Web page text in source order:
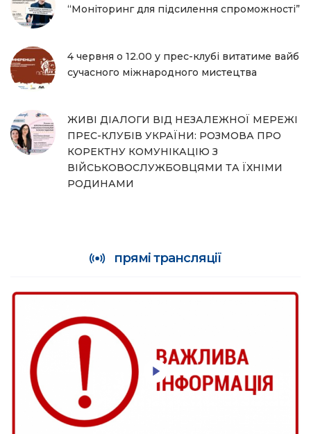
“Моніторинг для підсилення спроможності”
4 червня о 12.00 у прес-клубі витатиме вайб
сучасного міжнародного мистецтва
ЖИВІ ДІАЛОГИ ВІД НЕЗАЛЕЖНОЇ МЕРЕЖІ
ПРЕС-КЛУБІВ УКРАЇНИ: РОЗМОВА ПРО
КОРЕКТНУ КОМУНІКАЦІЮ З
ВІЙСЬКОВОСЛУЖБОВЦЯМИ ТА ЇХНІМИ
РОДИНАМИ
прямі трансляції